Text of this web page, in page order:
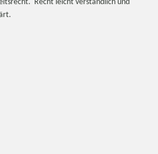
Recht leicht verständlich und